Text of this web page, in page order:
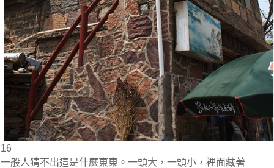
16
一般人猜不出這是什麼東東。一頭大，一頭小，裡面藏著